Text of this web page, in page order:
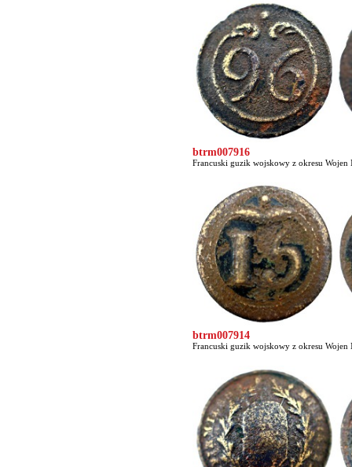
btrm007916
Francuski guzik wojskowy z okresu Wojen
btrm007914
Francuski guzik wojskowy z okresu Wojen